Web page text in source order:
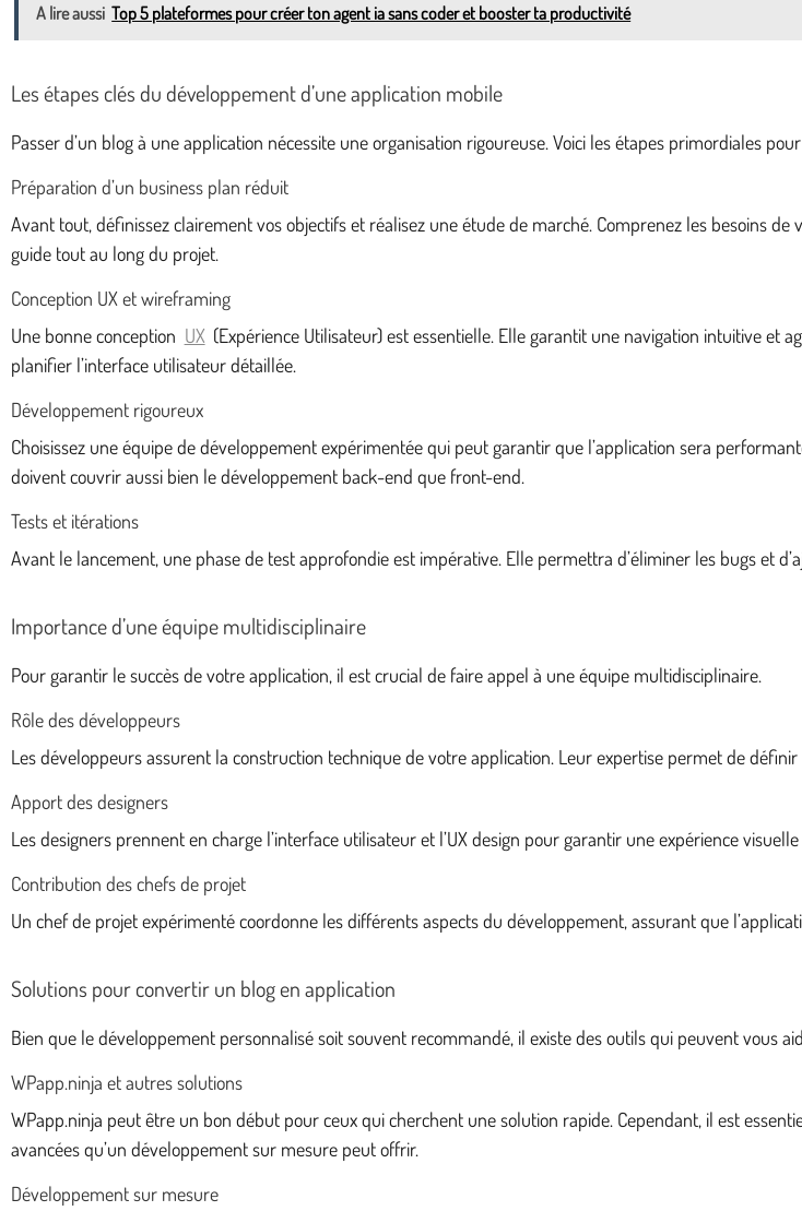
A lire aussi Top 5 plateformes pour créer ton agent ia sans coder et booster ta productivité
Les étapes clés du développement d’une application mobile
Passer d’un blog à une application nécessite une organisation rigoureuse. Voici les étapes primordiales
Préparation d’un business plan réduit
Avant tout, définissez clairement vos objectifs et réalisez une étude de marché. Comprenez les besoins
guide tout au long du projet.
Conception UX et wireframing
Une bonne conception UX (Expérience Utilisateur) est essentielle. Elle garantit une navigation intuitive et
planifier l’interface utilisateur détaillée.
Développement rigoureux
Choisissez une équipe de développement expérimentée qui peut garantir que l’application sera
doivent couvrir aussi bien le développement back-end que front-end.
Tests et itérations
Avant le lancement, une phase de test approfondie est impérative. Elle permettra d’éliminer les bugs et
Importance d’une équipe multidisciplinaire
Pour garantir le succès de votre application, il est crucial de faire appel à une équipe multidisciplinaire.
Rôle des développeurs
Les développeurs assurent la construction technique de votre application. Leur expertise permet de
Apport des designers
Les designers prennent en charge l’interface utilisateur et l’UX design pour garantir une expérience
Contribution des chefs de projet
Un chef de projet expérimenté coordonne les différents aspects du développement, assurant que
Solutions pour convertir un blog en application
Bien que le développement personnalisé soit souvent recommandé, il existe des outils qui peuvent vous
WPapp.ninja et autres solutions
WPapp.ninja peut être un bon début pour ceux qui cherchent une solution rapide. Cependant, il est
avancées qu’un développement sur mesure peut offrir.
Développement sur mesure